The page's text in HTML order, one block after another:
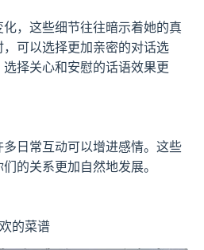
，这些细节往往暗示着她的真
可以选择更加亲密的对话选
择关心和安慰的话语效果更
日常互动可以增进感情。这些
的关系更加自然地发展。
的菜谱